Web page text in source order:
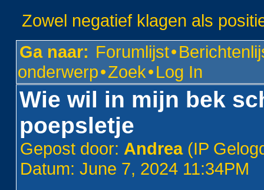
Zowel negatief klagen als
Ga naar: Forumlijst•
onderwerp•Zoek•Log In
Wie wil in mijn bek
poepsletje
Gepost door: Andrea(IP
Datum: June 7, 2024 11:34PM